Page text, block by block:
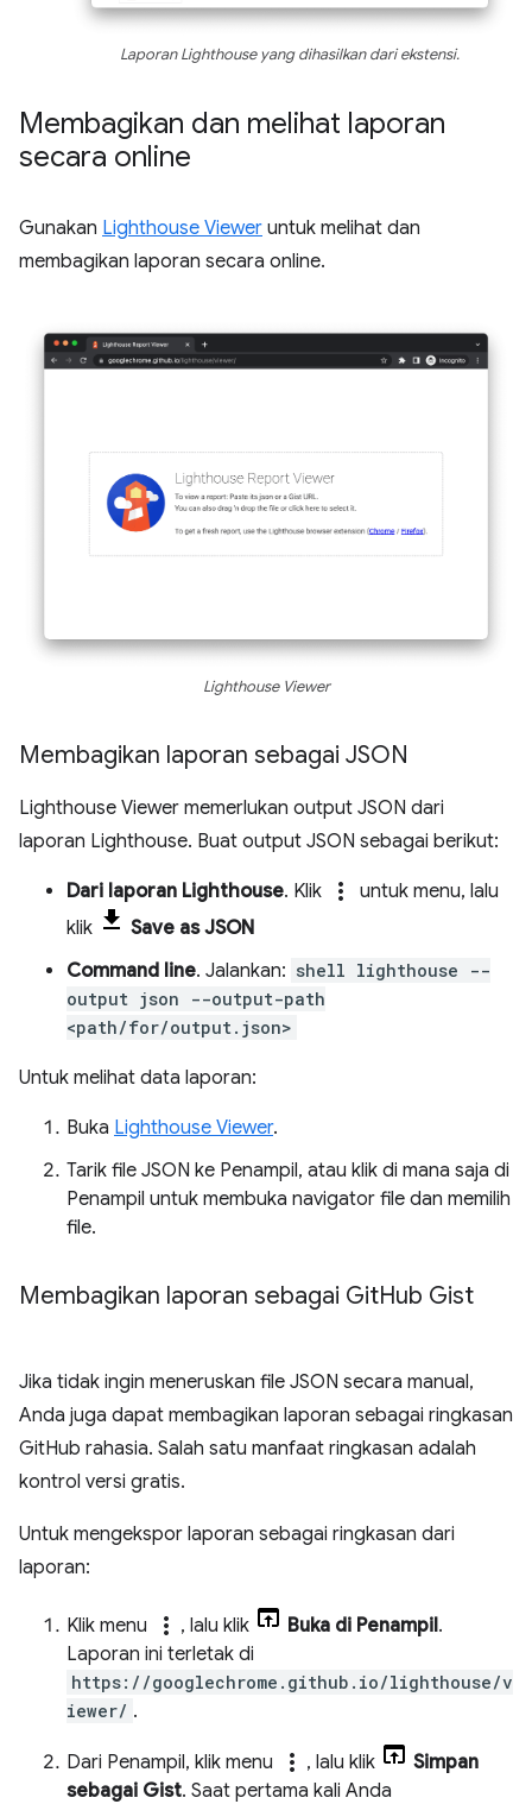
Laporan Lighthouse yang dihasilkan dari ekstensi.
Membagikan dan melihat laporan
secara online
Gunakan Lighthouse Viewer untuk melihat dan
membagikan laporan secara online.
Lighthouse Viewer
Membagikan laporan sebagai JSON
Lighthouse Viewer memerlukan output JSON dari
laporan Lighthouse. Buat output JSON sebagai berikut:
Dari laporan Lighthouse. Klik more_vert
untuk menu, lalu
klik
Save as JSON
Command line. Jalankan: shell lighthouse --
output json --output-path
<path/for/output.json>
Untuk melihat data laporan:
Buka Lighthouse Viewer.
Tarik file JSON ke Penampil, atau klik di mana saja di
Penampil untuk membuka navigator file dan memilih
file.
Membagikan laporan sebagai GitHub Gist
Jika tidak ingin meneruskan file JSON secara manual,
Anda juga dapat membagikan laporan sebagai ringkasan
GitHub rahasia. Salah satu manfaat ringkasan adalah
kontrol versi gratis.
Untuk mengekspor laporan sebagai ringkasan dari
laporan:
Klik menu more_vert , lalu klik Buka di Penampil.
Laporan ini terletak di
https://googlechrome.github.io/lighthouse/v
iewer/ .
Dari Penampil, klik menu more_vert , lalu klik
Simpan
sebagai Gist. Saat pertama kali Anda